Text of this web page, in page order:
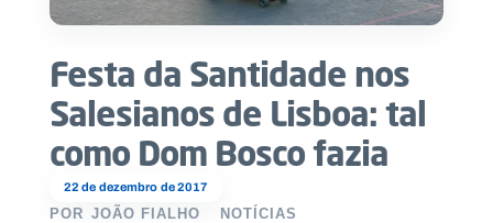
22 de dezembro de 2017
Festa da Santidade nos
Salesianos de Lisboa: tal
como Dom Bosco fazia
POR JOÃO FIALHO NOTÍCIAS
O
que
fazemos
Recursos
Notícias